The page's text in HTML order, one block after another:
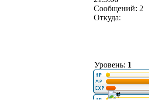
Сообщений: 2
Откуда:
Уровень: 1